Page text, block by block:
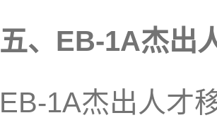
五、EB-1A杰出
EB-1A杰出人才